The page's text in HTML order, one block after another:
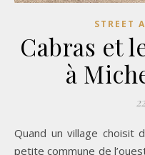
STREET
Cabras et
à
Quand un village choisit de parler à voix haute À Cabras,
petite commune de